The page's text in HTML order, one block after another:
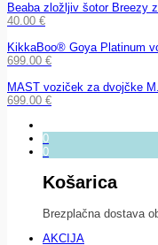
Beaba zložljiv šotor Breezy
40.00 €
KikkaBoo® Goya Platinum
699.00 €
MAST voziček za dvojčke
699.00 €
0
0
Košarica
Brezplačna dostava
AKCIJA